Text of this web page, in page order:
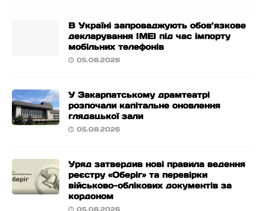
В Україні запроваджують обов’язкове
декларування IMEI під час імпорту
мобільних телефонів
05.08.2026
У Закарпатському драмтеатрі
розпочали капітальне оновлення
глядацької зали
05.08.2026
Уряд затвердив нові правила ведення
реєстру «Оберіг» та перевірки
військово-облікових документів за
кордоном
05.08.2026